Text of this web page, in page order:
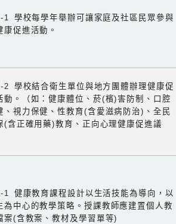
1 學校每學年舉辦可讓家庭及社區民眾參與
康促進活動。
2 學校結合衛生單位與地方團體辦理健康促
動。（如：健康體位、菸(檳)害防制、口腔
、視力保健、性教育(含愛滋病防治)、全民
(含正確用藥)教育、正向心理健康促進議
1 健康教育課程設計以生活技能為導向，以
為中心的教學策略。授課教師應建置個人教
案(含教案、教材及學習單等)